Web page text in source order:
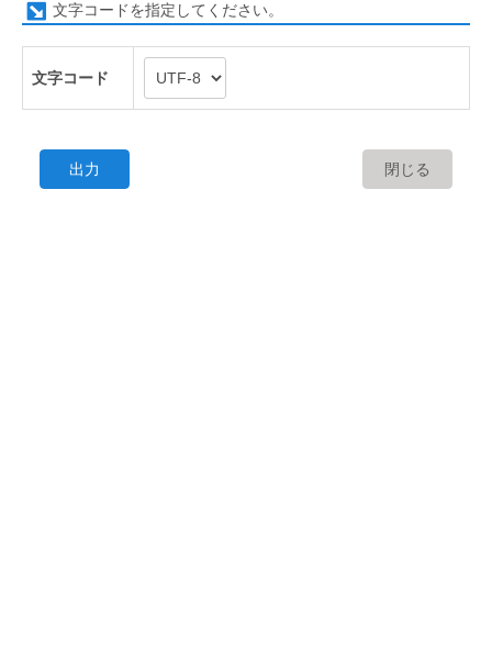
文字コードを指定してください。
文字コード